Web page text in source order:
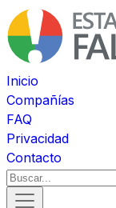
Inicio
Compañías
FAQ
Privacidad
Contacto